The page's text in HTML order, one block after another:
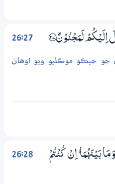
26:27 لَمَجْنُوْنٌ ؀27
جو جيڪو موڪليو ويو اوهان
26:28
بَيْنَهُمَا ۭ اِنْ كُنْتُمْ